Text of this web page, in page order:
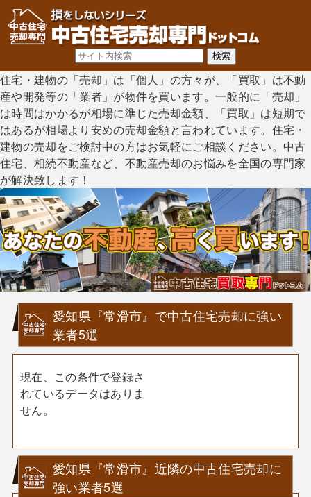
住宅・建物の「売却」は「個人」の方々が、「買取」は不動
産や開発等の「業者」が物件を買います。一般的に「売却」
は時間はかかるが相場に準じた売却金額、「買取」は短期で
はあるが相場より安めの売却金額と言われています。住宅・
建物の売却をご検討中の方はお気軽にご相談ください。中古
住宅、相続不動産など、不動産売却のお悩みを全国の専門家
が解決致します！
愛知県『常滑市』で中古住宅売却に強い
業者5選
現在、この条件で登録さ
れているデータはありま
せん。
愛知県『常滑市』近隣の中古住宅売却に
強い業者5選